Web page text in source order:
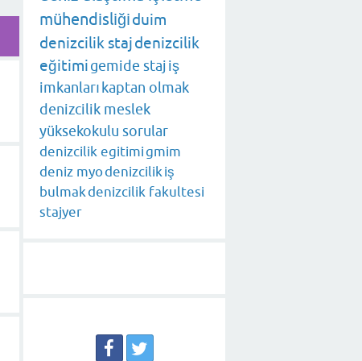
mühendisliğiduim
denizcilik stajdenizcilik
eğitimigemide stajiş
imkanlarıkaptan olmak
denizcilik meslek
yüksekokulu sorular
denizcilik egitimigmim
deniz myodenizcilikiş
bulmakdenizcilik fakultesi
stajyer